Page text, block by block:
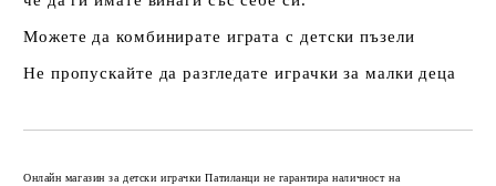
Можете да комбинирате играта с детски пъзели
Не пропускайте да разгледатеиграчки за малки деца
Онлайн магазин за детски играчки Патиланци не гарантира наличност на